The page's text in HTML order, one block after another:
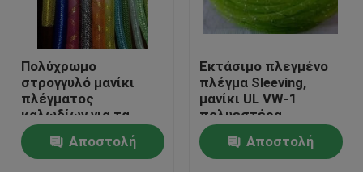
Περίπου εμείς
Γύρος εργοστασίων
Ποιοτικός έλεγχος
Πολύχρωμο
στρογγυλό μανίκι
πλέγματος
καλωδίων για τα
εξαρτήματα
διακοσμήσεων
δώρων και φω'των
Αποστολή
Εκτάσιμο πλεγμένο
πλέγμα Sleeving,
μανίκι UL VW-1
πολυεστέρα
πλέγματος Calbe
Αποστολή